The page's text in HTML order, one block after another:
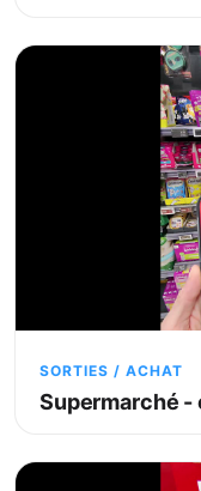
SORTIES / ACHAT
Supermarché